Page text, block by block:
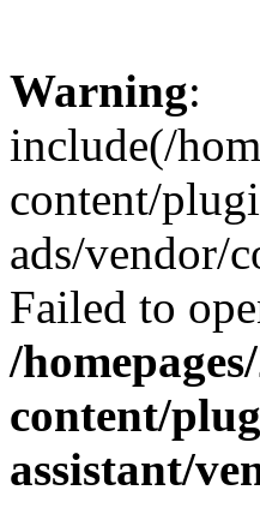
Warning:
include(/
content/
ads/vendor/
Failed to
/
content/
assistant/